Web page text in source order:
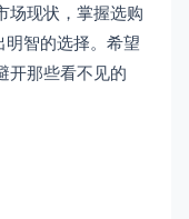
场现状，掌握选购
明智的选择。希望
开那些看不见的